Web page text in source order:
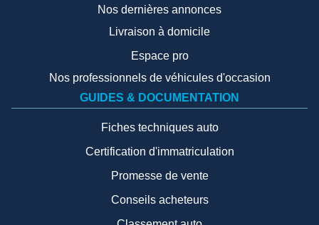
Nos dernières annonces
Livraison à domicile
Espace pro
Nos professionnels de véhicules d'occasion
GUIDES & DOCUMENTATION
Fiches techniques auto
Certification d'immatriculation
Promesse de vente
Conseils acheteurs